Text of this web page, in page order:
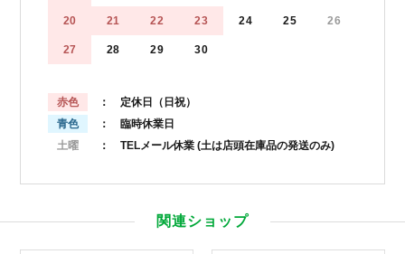
20 21 22 23 24 25 26
27 28 29 30
赤色
： 定休日（日祝）
青色
： 臨時休業日
土曜
： TELメール休業 (土は店頭在庫品の発送のみ)
関連ショップ